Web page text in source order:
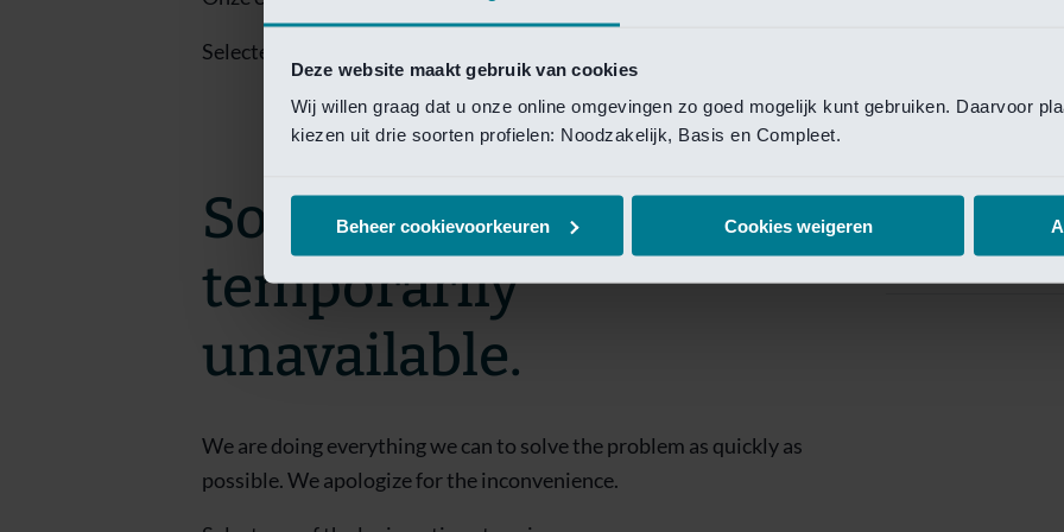
Deze website maakt gebruik van cookies
Wij willen graag dat u onze online omgevingen zo goed mogelijk kunt gebruiken. Daarvoor
kiezen uit drie soorten profielen: Noodzakelijk, Basis en Compleet.
Beheer cookievoorkeuren Cookies weigeren
Van Lanschot
Selecteer een van de login opties om toegang te krijgen.
Sorry! This page is
temporarily
unavailable.
We are doing everything we can to solve the problem as quickly as
possible. We apologize for the inconvenience.